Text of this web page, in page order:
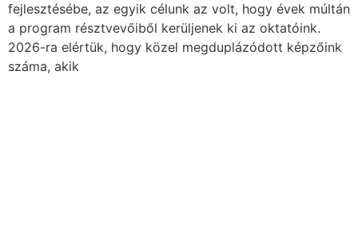
fejlesztésébe, az egyik célunk az volt, hogy évek múltán
a program résztvevőiből kerüljenek ki az oktatóink.
2026-ra elértük, hogy közel megduplázódott képzőink
száma, akik